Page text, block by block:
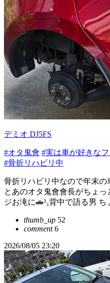
デミオ DJ5FS
#オタ鬼會 #実は車が好きな
#骨折リハビリ中
骨折リハビリ中なので年末
とあのオタ鬼會會長がちょ
ジお滝に🚗³₃背中で語る男
thumb_up 52
comment6
2026/08/05 23:20